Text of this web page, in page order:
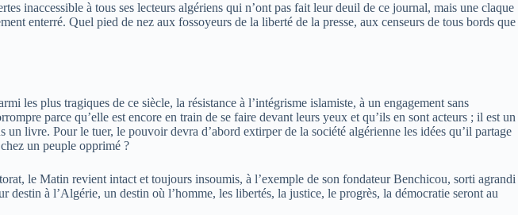
inaccessible à tous ses lecteurs algériens qui n’ont pas fait leur deuil de ce journal, mais une claque
enterré. Quel pied de nez aux fossoyeurs de la liberté de la presse, aux censeurs de tous bords que
les plus tragiques de ce siècle, la résistance à l’intégrisme islamiste, à un engagement sans
parce qu’elle est encore en train de se faire devant leurs yeux et qu’ils en sont acteurs ; il est un
livre. Pour le tuer, le pouvoir devra d’abord extirper de la société algérienne les idées qu’il partage
un peuple opprimé ?
le Matin revient intact et toujours insoumis, à l’exemple de son fondateur Benchicou, sorti agrandi
à l’Algérie, un destin où l’homme, les libertés, la justice, le progrès, la démocratie seront au